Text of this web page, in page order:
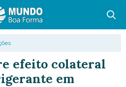
efeito colateral
em